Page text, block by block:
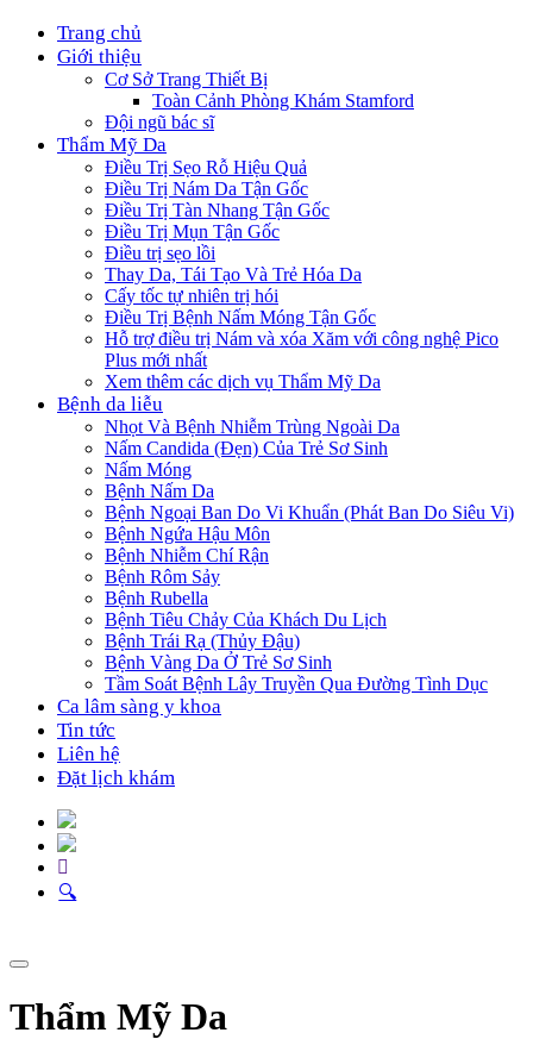
Trang chủ
Giới thiệu
Cơ Sở Trang Thiết Bị
Toàn Cảnh Phòng Khám Stamford
Đội ngũ bác sĩ
Thẩm Mỹ Da
Điều Trị Sẹo Rỗ Hiệu Quả
Điều Trị Nám Da Tận Gốc
Điều Trị Tàn Nhang Tận Gốc
Điều Trị Mụn Tận Gốc
Điều trị sẹo lồi
Thay Da, Tái Tạo Và Trẻ Hóa Da
Cấy tốc tự nhiên trị hói
Điều Trị Bệnh Nấm Móng Tận Gốc
Hỗ trợ điều trị Nám và xóa Xăm với công nghệ Pico
Plus mới nhất
Xem thêm các dịch vụ Thẩm Mỹ Da
Bệnh da liễu
Nhọt Và Bệnh Nhiễm Trùng Ngoài Da
Nấm Candida (Đẹn) Của Trẻ Sơ Sinh
Nấm Móng
Bệnh Nấm Da
Bệnh Ngoại Ban Do Vi Khuẩn (Phát Ban Do Siêu Vi)
Bệnh Ngứa Hậu Môn
Bệnh Nhiễm Chí Rận
Bệnh Rôm Sảy
Bệnh Rubella
Bệnh Tiêu Chảy Của Khách Du Lịch
Bệnh Trái Rạ (Thủy Đậu)
Bệnh Vàng Da Ở Trẻ Sơ Sinh
Tầm Soát Bệnh Lây Truyền Qua Đường Tình Dục
Ca lâm sàng y khoa
Tin tức
Liên hệ
Đặt lịch khám
Thẩm Mỹ Da